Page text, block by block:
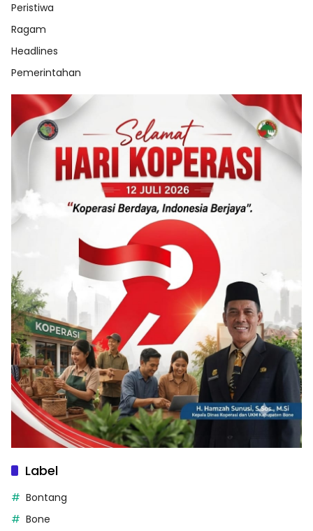
Peristiwa
Ragam
Headlines
Pemerintahan
Label
Bontang
Bone